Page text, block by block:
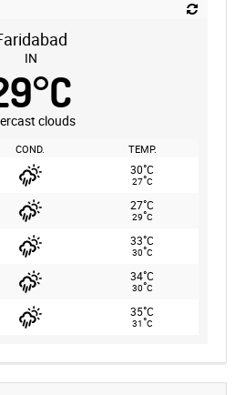
IN
°C
clouds
COND. TEMP.
30°C
27°C
27°C
29°C
33°C
30°C
34°C
30°C
35°C
31°C